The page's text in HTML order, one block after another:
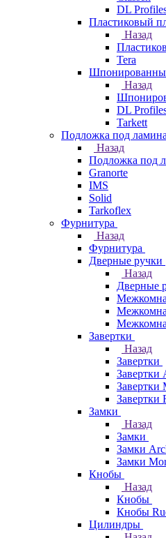
DL
Пластиковый
Назад
Tera
Назад
DL
Tarkett
Подложка под
Назад
Подложка под
Granorte
IMS
Solid
Tarkoflex
Фурнитура
Назад
Фурнитура
Дверные ручки
Назад
Дверные
Завертки
Назад
Завертки
Завертки
Завертки
Завертки
Замки
Назад
Замки
Замки
Замки
Кнобы
Назад
Кнобы
Кнобы
Цилиндры